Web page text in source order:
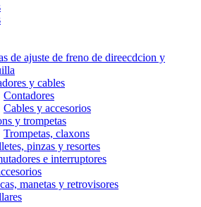
de ajuste de freno de direecdcion y
y cables
Contadores
Cables y accesorios
y trompetas
Trompetas, claxons
pinzas y resortes
e interruptores
manetas y retrovisores